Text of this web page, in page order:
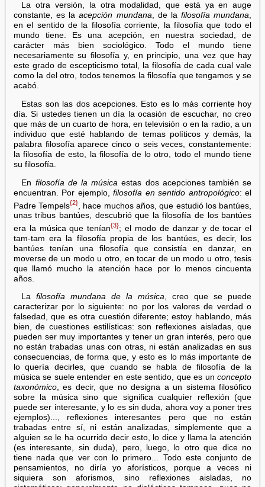
La otra versión, la otra modalidad, que está ya en auge
constante, es laacepción mundana, de lafilosofía mundana,
en el sentido de la filosofía corriente, la filosofía que todo el
mundo tiene. Es una acepción, en nuestra sociedad, de
carácter más bien sociológico. Todo el mundo tiene
necesariamente su filosofía y, en principio, una vez que hay
este grado de escepticismo total, la filosofía de cada cual vale
como la del otro, todos tenemos la filosofía que tengamos y se
acabó.
Estas son las dos acepciones. Esto es lo más corriente hoy
día. Si ustedes tienen un día la ocasión de escuchar, no creo
que más de un cuarto de hora, en televisión o en la radio, a un
individuo que esté hablando de temas políticos y demás, la
palabra filosofía aparece cinco o seis veces, constantemente:
la filosofía de esto, la filosofía de lo otro, todo el mundo tiene
su filosofía.
En filosofía de la música estas dos acepciones también se
encuentran. Por ejemplo,filosofía en sentido antropológico: el
Padre Tempels{2}
, hace muchos años, que estudió los bantúes,
unas tribus bantúes, descubrió que la filosofía de los bantúes
era la música que tenían{3}; el modo de danzar y de tocar el
tam-tam era la filosofía propia de los bantúes, es decir, los
bantúes tenían una filosofía que consistía en danzar, en
moverse de un modo u otro, en tocar de un modo u otro, tesis
que llamó mucho la atención hace por lo menos cincuenta
años.
Lafilosofía mundana de la música, creo que se puede
caracterizar por lo siguiente: no por los valores de verdad o
falsedad, que es otra cuestión diferente; estoy hablando, más
bien, de cuestiones estilísticas: son reflexiones aisladas, que
pueden ser muy importantes y tener un gran interés, pero que
no están trabadas unas con otras, ni están analizadas en sus
consecuencias, de forma que, y esto es lo más importante de
lo quería decirles, que cuando se habla de filosofía de la
música se suele entender en este sentido, que es unconcepto
taxonómico, es decir, que no designa a un sistema filosófico
sobre la música sino que significa cualquier reflexión (que
puede ser interesante, y lo es sin duda, ahora voy a poner tres
ejemplos)..., reflexiones interesantes pero que no están
trabadas entre sí, ni están analizadas, simplemente que a
alguien se le ha ocurrido decir esto, lo dice y llama la atención
(es interesante, sin duda), pero, luego, lo otro que dice no
tiene nada que ver con lo primero... Todo este conjunto de
pensamientos, no diría yo aforísticos, porque a veces ni
siquiera son aforismos, sino reflexiones aisladas, no